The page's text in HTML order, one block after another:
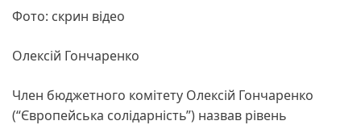
Фото: скрин відео
Олексій Гончаренко
Член бюджетного комітету Олексій Гончаренко
(“Європейська солідарність”) назвав рівень